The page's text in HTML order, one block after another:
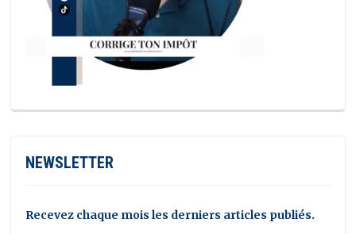
NEWSLETTER
Recevez chaque mois les derniers articles publiés.